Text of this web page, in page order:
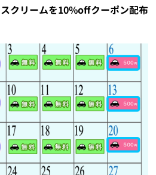
クリームを10%offクーポン配布